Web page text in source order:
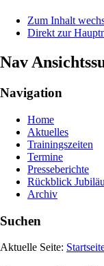
Zum Inhalt
Direkt zur
Nav
Navigation
Home
Aktuelles
Trainingszeiten
Termine
Presseberichte
Rückblick
Archiv
Suchen
Aktuelle Seite: